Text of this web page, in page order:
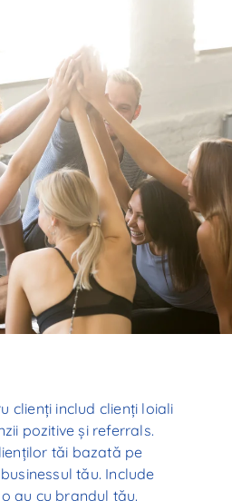
clienți includ clienți loiali
pozitive și referrals.
tăi bazată pe
tău. Include
au cu brandul tău.